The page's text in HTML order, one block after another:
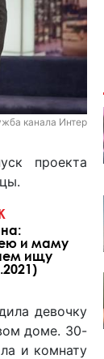
канала Интер
проекта
и маму
ищу
девочку
доме. 30-
и комнату